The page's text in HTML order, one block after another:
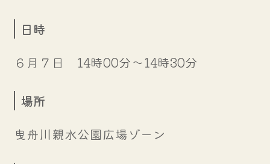
日時
６月７日 14時00分～14時30分
場所
曳舟川親水公園広場ゾーン